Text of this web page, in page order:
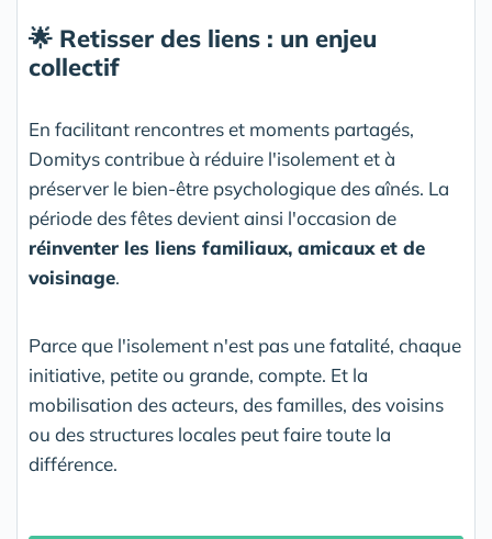
🌟 Retisser des liens : un enjeu
collectif
En facilitant rencontres et moments partagés,
Domitys contribue à réduire l'isolement et à
préserver le bien-être psychologique des aînés. La
période des fêtes devient ainsi l'occasion de
réinventer les liens familiaux, amicaux et de
voisinage.
Parce que l'isolement n'est pas une fatalité, chaque
initiative, petite ou grande, compte. Et la
mobilisation des acteurs, des familles, des voisins
ou des structures locales peut faire toute la
différence.